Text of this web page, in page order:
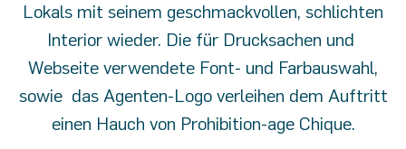
Lokals mit seinem geschmackvollen, schlichten
Interior wieder. Die für Drucksachen und
Webseite verwendete Font- und Farbauswahl,
sowie das Agenten-Logo verleihen dem Auftritt
einen Hauch von Prohibition-age Chique.